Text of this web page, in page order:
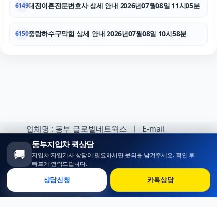
6149대전이혼전문변호사 상세 안내 2026년07월08일 11시05분
6150중랑하수구막힘 상세 안내 2026년07월08일 10시58분
업체명 : 동부 글로벌네트웍스 ㅣ E-mail
:minhoh1@naver.com
카카오톡 오픈채팅 :
https://open.kakao.com/o/sqlsXOji
Copyright ⓒ 동부 지입차 All rights reserved.
🚚
동부지입차 퀵상담
지입차·지입기사 상담이 필요하시면 문의를 남겨주세요. 확인 후
빠르게 연락드립니다.
상담신청 카톡상담